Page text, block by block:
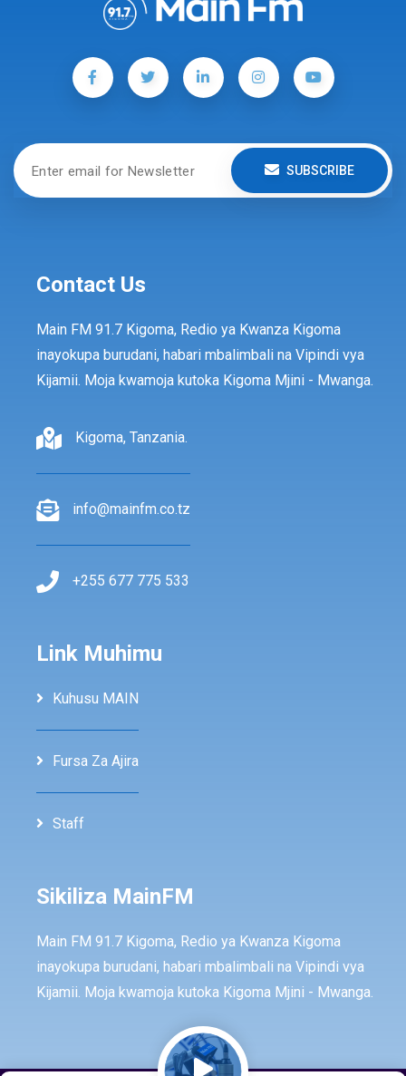
SUBSCRIBE
Contact Us
Main FM 91.7 Kigoma, Redio ya Kwanza Kigoma
inayokupa burudani, habari mbalimbali na Vipindi vya
Kijamii. Moja kwamoja kutoka Kigoma Mjini - Mwanga.
Kigoma, Tanzania.
info@mainfm.co.tz
+255 677 775 533
Link Muhimu
Kuhusu MAIN
Fursa Za Ajira
Staff
Sikiliza MainFM
Main FM 91.7 Kigoma, Redio ya Kwanza Kigoma
inayokupa burudani, habari mbalimbali na Vipindi vya
Kijamii. Moja kwamoja kutoka Kigoma Mjini - Mwanga.